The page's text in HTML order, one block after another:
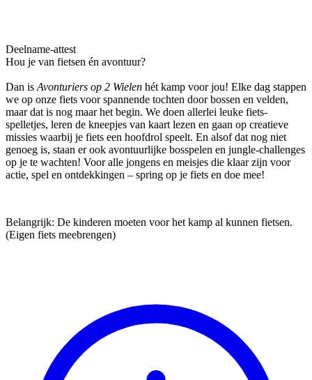
Deelname-attest
Hou je van fietsen én avontuur?
Dan is Avonturiers op 2 Wielen hét kamp voor jou! Elke dag stappen
we op onze fiets voor spannende tochten door bossen en velden,
maar dat is nog maar het begin. We doen allerlei leuke fiets-
spelletjes, leren de kneepjes van kaart lezen en gaan op creatieve
missies waarbij je fiets een hoofdrol speelt. En alsof dat nog niet
genoeg is, staan er ook avontuurlijke bosspelen en jungle-challenges
op je te wachten! Voor alle jongens en meisjes die klaar zijn voor
actie, spel en ontdekkingen – spring op je fiets en doe mee!
Belangrijk: De kinderen moeten voor het kamp al kunnen fietsen.
(Eigen fiets meebrengen)